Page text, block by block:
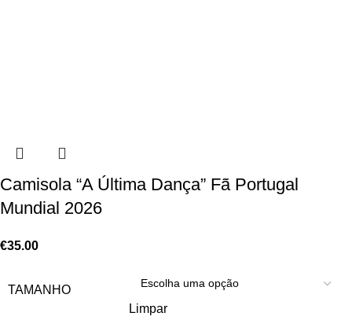
Camisola “A Última Dança” Fã Portugal
Mundial 2026
€35.00
TAMANHO
Limpar